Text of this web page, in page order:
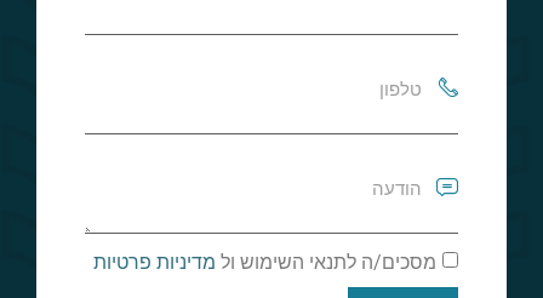
מסכים/ה לתנאי השימוש ול מדיניות פרטיות